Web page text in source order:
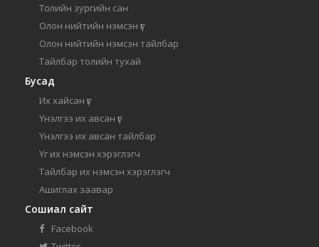
Толийн зургийн сан
Олон нийтийн нэмсэн үг
Олон нийтийн нэмсэн тайлбар
Тайлбар толийн тухай
Бусад
Их хайсан үг
Үнэлгээ их авсан үг
Үнэлгээ их авсан тайлбар
Үг их нэмсэн хэрэглэгч
Тайлбар их нэмсэн хэрэглэгч
Ашиглах заавар
Сошиал сайт
Facebook